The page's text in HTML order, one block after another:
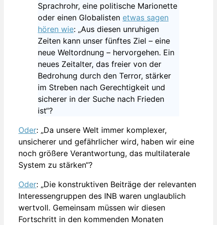
Sprachrohr, eine politische Marionette
oder einen Globalisten etwas sagen
hören wie: „Aus diesen unruhigen
Zeiten kann unser fünftes Ziel – eine
neue Weltordnung – hervorgehen. Ein
neues Zeitalter, das freier von der
Bedrohung durch den Terror, stärker
im Streben nach Gerechtigkeit und
sicherer in der Suche nach Frieden
ist“?
Oder: „Da unsere Welt immer komplexer,
unsicherer und gefährlicher wird, haben wir eine
noch größere Verantwortung, das multilaterale
System zu stärken“?
Oder: „Die konstruktiven Beiträge der relevanten
Interessengruppen des INB waren unglaublich
wertvoll. Gemeinsam müssen wir diesen
Fortschritt in den kommenden Monaten